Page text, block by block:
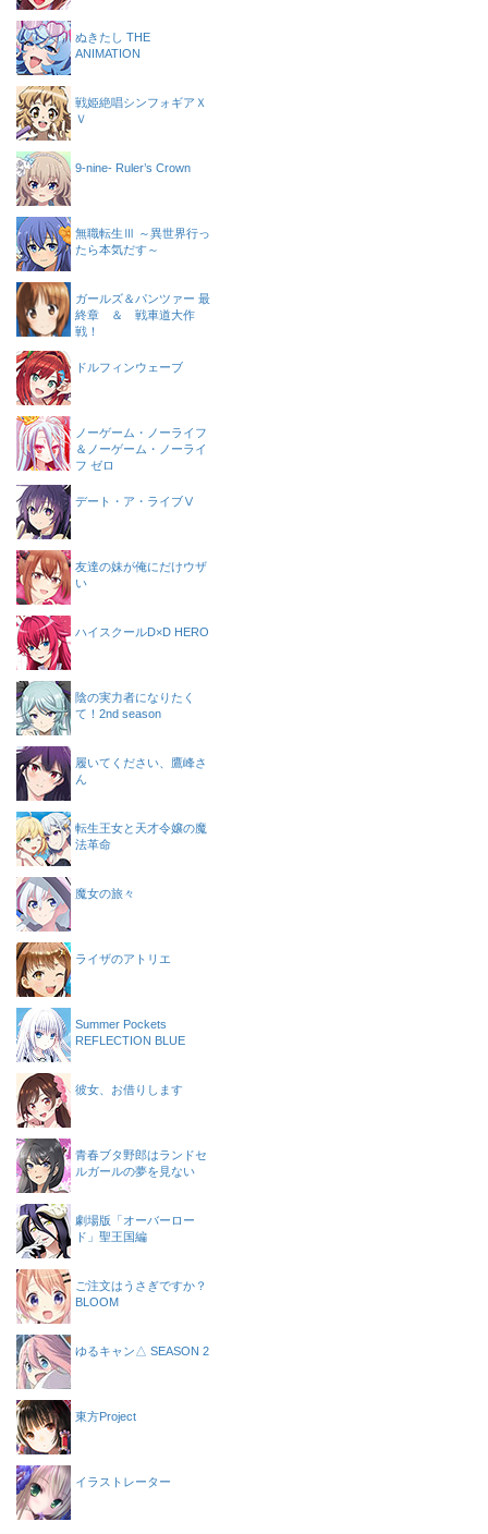
ぬきたし THE
ANIMATION
戦姫絶唱シンフォギアＸ
Ｖ
9-nine- Ruler’s Crown
無職転生Ⅲ ～異世界行っ
たら本気だす～
ガールズ＆パンツァー 最
終章 ＆ 戦車道大作
戦！
ドルフィンウェーブ
ノーゲーム・ノーライフ
＆ノーゲーム・ノーライ
フ ゼロ
デート・ア・ライブⅤ
友達の妹が俺にだけウザ
い
ハイスクールD×D HERO
陰の実力者になりたく
て！2nd season
履いてください、鷹峰さ
ん
転生王女と天才令嬢の魔
法革命
魔女の旅々
ライザのアトリエ
Summer Pockets
REFLECTION BLUE
彼女、お借りします
青春ブタ野郎はランドセ
ルガールの夢を見ない
劇場版「オーバーロー
ド」聖王国編
ご注文はうさぎですか？
BLOOM
ゆるキャン△ SEASON 2
東方Project
イラストレーター